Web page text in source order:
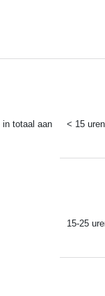
in totaal aan
< 15 uren
15-25